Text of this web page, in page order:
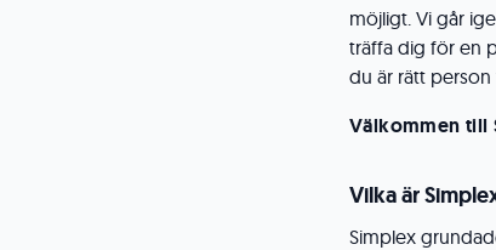
möjligt. Vi går
träffa dig för en
du är rätt
Välkommen till
Vilka är
Simplex